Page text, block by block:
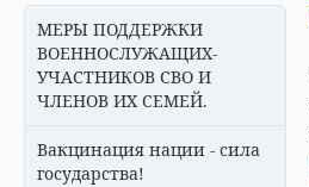
МЕРЫ ПОДДЕРЖКИ
ВОЕННОСЛУЖАЩИХ-
УЧАСТНИКОВ СВО И
ЧЛЕНОВ ИХ СЕМЕЙ.
Вакцинация нации - сила
государства!